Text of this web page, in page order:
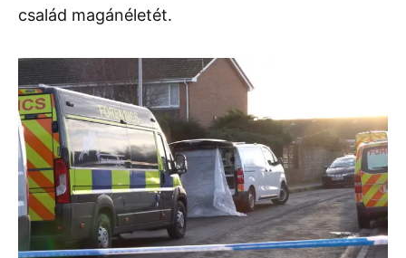
család magánéletét.